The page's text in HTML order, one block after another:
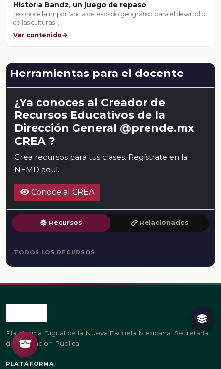
Historia Bandz, un juego de repaso
reconoce la importancia del espacio geográfico para el desarrollo
de las culturas …
Ver contenido
Herramientas para el docente
¿Ya conoces al Creador de
Recursos Educativos de la
Dirección General @prende.mx
CREA ?
Crea recursos para tus clases. Regístrate en la
NEMD aquí.
Conoce al CREA
Recursos Relacionados
TODOS LOS RECURSOS
Plataforma Digital de la Nueva Escuela Mexicana. Secretaría
de Educación Pública.
PLATAFORMA